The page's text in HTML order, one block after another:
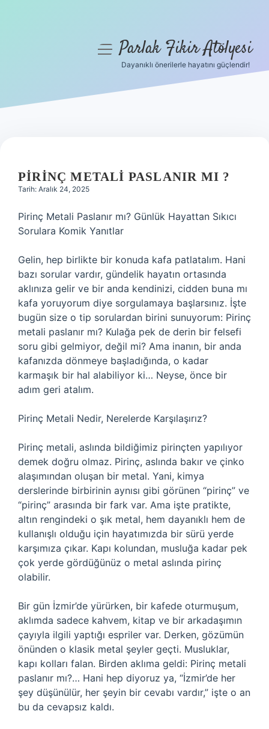
Hakkımızda
menüyüParlak Fikir Atölyesi
Dayanıklı önerilerle hayatını güçlendir!
PIRINÇ METALI PASLANIR MI ?
Tarih: Aralık 24, 2025
Pirinç Metali Paslanır mı? Günlük Hayattan Sıkıcı
Sorulara Komik Yanıtlar
Gelin, hep birlikte bir konuda kafa patlatalım. Hani
bazı sorular vardır, gündelik hayatın ortasında
aklınıza gelir ve bir anda kendinizi, cidden buna mı
kafa yoruyorum diye sorgulamaya başlarsınız. İşte
bugün size o tip sorulardan birini sunuyorum: Pirinç
metali paslanır mı? Kulağa pek de derin bir felsefi
soru gibi gelmiyor, değil mi? Ama inanın, bir anda
kafanızda dönmeye başladığında, o kadar
karmaşık bir hal alabiliyor ki… Neyse, önce bir
adım geri atalım.
Pirinç Metali Nedir, Nerelerde Karşılaşırız?
Pirinç metali, aslında bildiğimiz pirinçten yapılıyor
demek doğru olmaz. Pirinç, aslında bakır ve çinko
alaşımından oluşan bir metal. Yani, kimya
derslerinde birbirinin aynısı gibi görünen “pirinç” ve
“pirinç” arasında bir fark var. Ama işte pratikte,
altın rengindeki o şık metal, hem dayanıklı hem de
kullanışlı olduğu için hayatımızda bir sürü yerde
karşımıza çıkar. Kapı kolundan, musluğa kadar pek
çok yerde gördüğünüz o metal aslında pirinç
olabilir.
Bir gün İzmir’de yürürken, bir kafede oturmuşum,
aklımda sadece kahvem, kitap ve bir arkadaşımın
çayıyla ilgili yaptığı espriler var. Derken, gözümün
önünden o klasik metal şeyler geçti. Musluklar,
kapı kolları falan. Birden aklıma geldi: Pirinç metali
paslanır mı?… Hani hep diyoruz ya, “İzmir’de her
şey düşünülür, her şeyin bir cevabı vardır,” işte o an
bu da cevapsız kaldı.